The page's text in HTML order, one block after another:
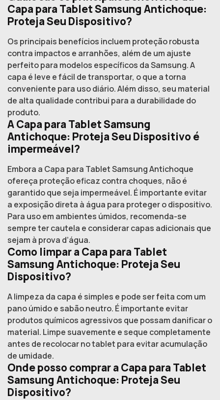
Capa para Tablet Samsung Antichoque:
Proteja Seu Dispositivo?
Os principais benefícios incluem proteção robusta
contra impactos e arranhões, além de um ajuste
perfeito para modelos específicos da Samsung. A
capa é leve e fácil de transportar, o que a torna
conveniente para uso diário. Além disso, seu material
de alta qualidade contribui para a durabilidade do
produto.
A Capa para Tablet Samsung
Antichoque: Proteja Seu Dispositivo é
impermeável?
Embora a Capa para Tablet Samsung Antichoque
ofereça proteção eficaz contra choques, não é
garantido que seja impermeável. É importante evitar
a exposição direta à água para proteger o dispositivo.
Para uso em ambientes úmidos, recomenda-se
sempre ter cautela e considerar capas adicionais que
sejam à prova d’água.
Como limpar a Capa para Tablet
Samsung Antichoque: Proteja Seu
Dispositivo?
A limpeza da capa é simples e pode ser feita com um
pano úmido e sabão neutro. É importante evitar
produtos químicos agressivos que possam danificar o
material. Limpe suavemente e seque completamente
antes de recolocar no tablet para evitar acumulação
de umidade.
Onde posso comprar a Capa para Tablet
Samsung Antichoque: Proteja Seu
Dispositivo?